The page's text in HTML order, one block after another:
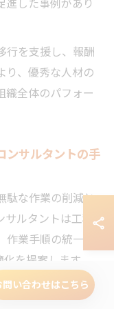
行を支援し、報酬
り、優秀な人材の
織全体のパフォー
ンサルタントの手
駄な作業の削減と
ルタントは工程
業手順の統一や
を提案します。
、情報の一元管理
りました。
問い合わせはこちら